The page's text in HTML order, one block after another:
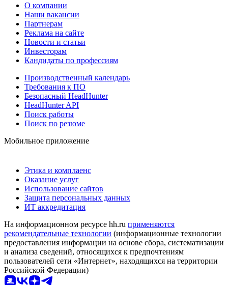
О компании
Наши вакансии
Партнерам
Реклама на сайте
Новости и статьи
Инвесторам
Кандидаты по профессиям
Производственный календарь
Требования к ПО
Безопасный HeadHunter
HeadHunter API
Поиск работы
Поиск по резюме
Мобильное приложение
Этика и комплаенс
Оказание услуг
Использование сайтов
Защита персональных данных
ИТ аккредитация
На информационном ресурсе hh.ru применяются
рекомендательные технологии (информационные технологии
предоставления информации на основе сбора, систематизации
и анализа сведений, относящихся к предпочтениям
пользователей сети «Интернет», находящихся на территории
Российской Федерации)